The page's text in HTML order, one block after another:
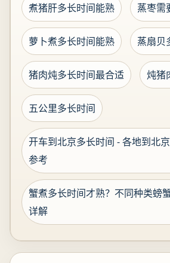
煮猪肝多长时间能熟 蒸枣需
萝卜煮多长时间能熟 蒸扇贝
猪肉炖多长时间最合适 炖猪
五公里多长时间
开车到北京多长时间 - 各地到北
参考
蟹煮多长时间才熟？不同种类螃
详解